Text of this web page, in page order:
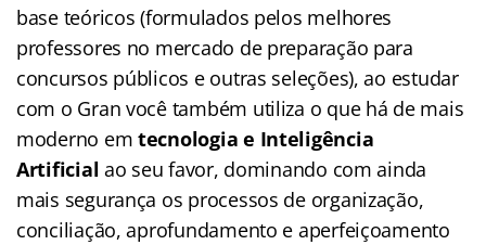
base teóricos (formulados pelos melhores
professores no mercado de preparação para
concursos públicos e outras seleções), ao estudar
com o Gran você também utiliza o que há de mais
moderno emtecnologia e Inteligência
Artificial ao seu favor, dominando com ainda
mais segurança os processos de organização,
conciliação, aprofundamento e aperfeiçoamento